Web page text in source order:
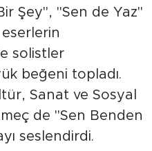
Şey", "Sen de Yaz"
solistler
beğeni topladı.
Sanat ve Sosyal
de "Sen Benden
seslendirdi.